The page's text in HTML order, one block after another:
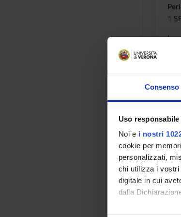
Consenso
Uso
Noi e i nostri
cookie per
personalizzati,
chi utilizza i vostri
digitale in cui
dalla
1
1